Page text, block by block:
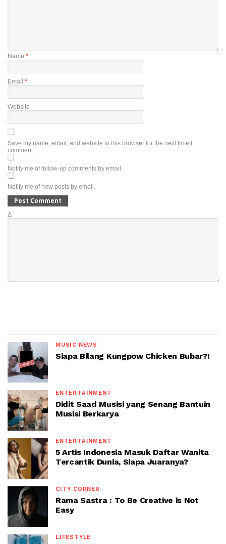
Name *
Email *
Website
Save my name, email, and website in this browser for the next time I
comment.
Notify me of follow-up comments by email.
Notify me of new posts by email.
Δ
MUSIC NEWS
Siapa Bilang Kungpow Chicken Bubar?!
ENTERTAINMENT
Didit Saad Musisi yang Senang Bantuin
Musisi Berkarya
ENTERTAINMENT
5 Artis Indonesia Masuk Daftar Wanita
Tercantik Dunia, Siapa Juaranya?
CITY CORNER
Rama Sastra : To Be Creative is Not
Easy
LIFESTYLE